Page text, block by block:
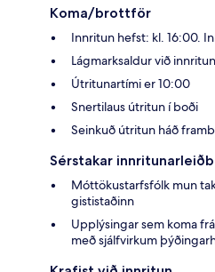
Koma/brottför
Innritun hefst: kl. 16:00.
Lágmarksaldur við
Útritunartími er 10:00
Snertilaus útritun í boði
Seinkuð útritun háð
Sérstakar
Móttökustarfsfólk mun
gististaðinn
Upplýsingar sem koma
með sjálfvirkum